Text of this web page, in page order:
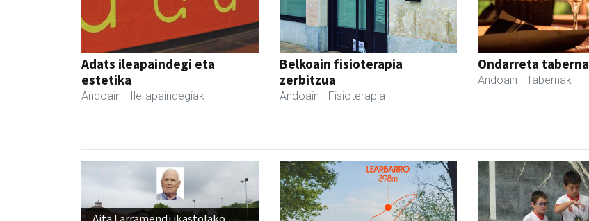
Adats ileapaindegi eta
estetika
Andoain - Ile-apaindegiak
Belkoain fisioterapia
zerbitzua
Andoain - Fisioterapia
Ondarreta taberna
Andoain - Tabernak